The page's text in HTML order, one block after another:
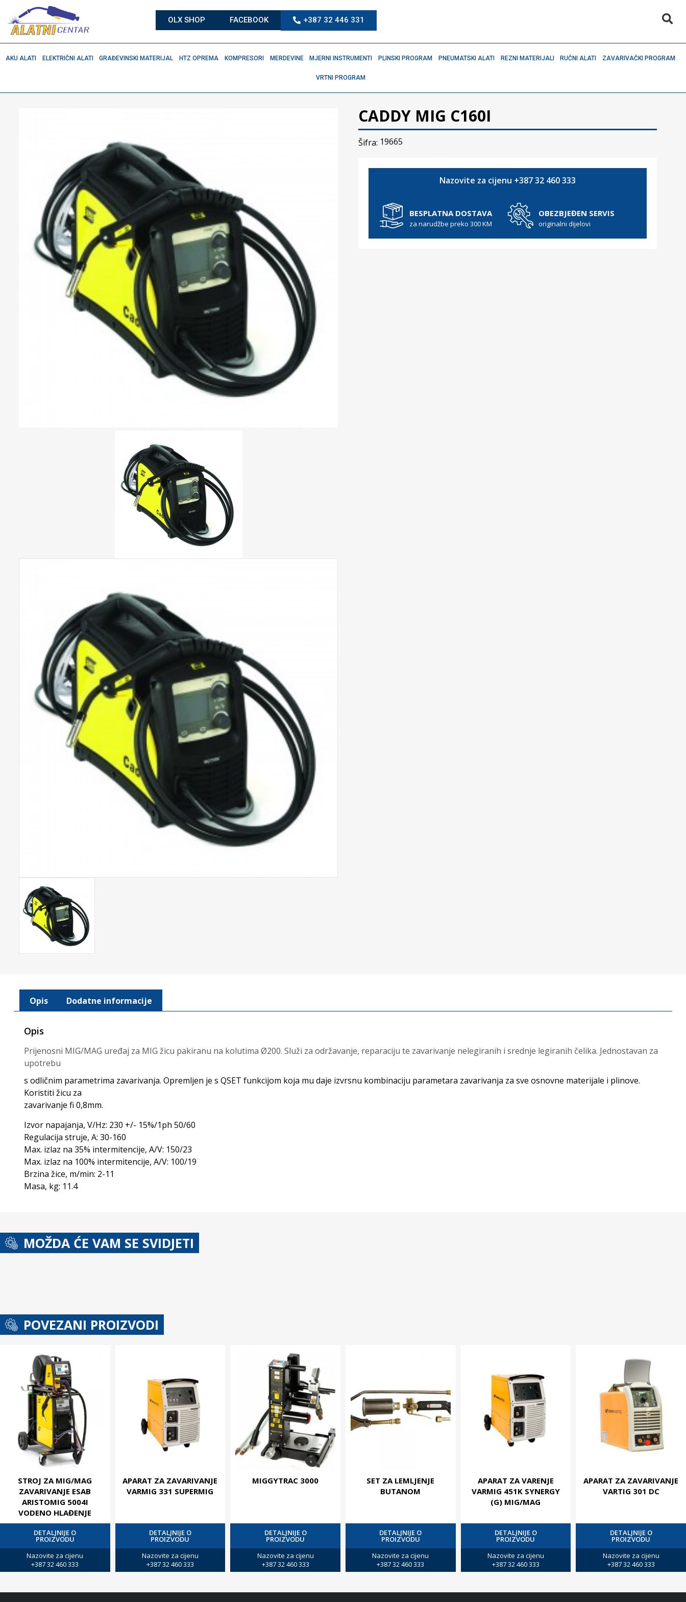
OLX SHOP FACEBOOK +387 32 446 331
AKU ALATI ELEKTRIČNI ALATI GRAĐEVINSKI MATERIJAL HTZ OPREMA KOMPRESORI MERDEVINE MJERNI INSTRUMENTI PLINSKI PROGRAM PNEUMATSKI ALATI REZNI MATERIJALI RUČNI ALATI ZAVARIVAČKI PROGRAM
VRTNI PROGRAM
CADDY MIG C160I
Šifra: 19665
Nazovite za cijenu +387 32 460 333
BESPLATNA DOSTAVA
za narudžbe preko 300 KM
OBEZBJEĐEN SERVIS
originalni dijelovi
Opis Dodatne informacije
Opis
Prijenosni MIG/MAG uređaj za MIG žicu pakiranu na kolutima Ø200. Služi za održavanje, reparaciju te zavarivanje nelegiranih i srednje legiranih čelika. Jednostavan za
upotrebu
s odličnim parametrima zavarivanja. Opremljen je s QSET funkcijom koja mu daje izvrsnu kombinaciju parametara zavarivanja za sve osnovne materijale i plinove.
Koristiti žicu za
zavarivanje fi 0,8mm.
Izvor napajanja, V/Hz: 230 +/- 15%/1ph 50/60
Regulacija struje, A: 30-160
Max. izlaz na 35% intermitencije, A/V: 150/23
Max. izlaz na 100% intermitencije, A/V: 100/19
Brzina žice, m/min: 2-11
Masa, kg: 11.4
MOŽDA ĆE VAM SE SVIDJETI
POVEZANI PROIZVODI
STROJ ZA MIG/MAG
ZAVARIVANJE ESAB
ARISTOMIG 5004I
VODENO HLAĐENJE
DETALJNIJE O
PROIZVODU
Nazovite za cijenu
+387 32 460 333
APARAT ZA ZAVARIVANJE
VARMIG 331 SUPERMIG
DETALJNIJE O
PROIZVODU
Nazovite za cijenu
+387 32 460 333
MIGGYTRAC 3000
DETALJNIJE O
PROIZVODU
Nazovite za cijenu
+387 32 460 333
SET ZA LEMLJENJE
BUTANOM
DETALJNIJE O
PROIZVODU
Nazovite za cijenu
+387 32 460 333
APARAT ZA VARENJE
VARMIG 451K SYNERGY
(G) MIG/MAG
DETALJNIJE O
PROIZVODU
Nazovite za cijenu
+387 32 460 333
APARAT ZA ZAVARIVANJE
VARTIG 301 DC
DETALJNIJE O
PROIZVODU
Nazovite za cijenu
+387 32 460 333